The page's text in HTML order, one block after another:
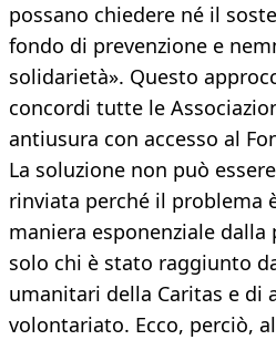
possano chiedere né il
fondo di prevenzione e
solidarietà». Questo
concordi tutte le
antiusura con accesso al
La soluzione non può
rinviata perché il problema
maniera esponenziale dalla
solo chi è stato raggiunto
umanitari della Caritas e di
volontariato. Ecco, perciò,